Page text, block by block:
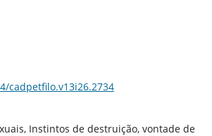
cadpetfilo.v13i26.2734
Instintos de destruição, vontade de